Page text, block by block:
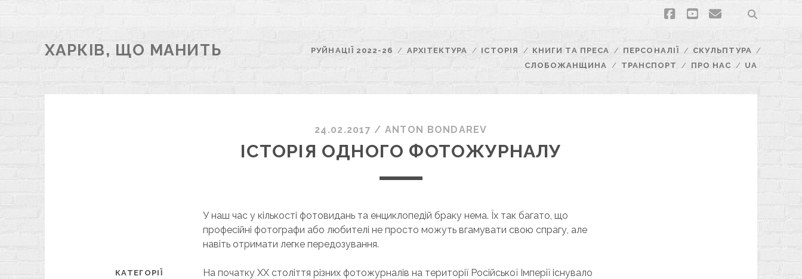
facebook
youtubeemail
ХАРКІВ, ЩО МАНИТЬ РУЙНАЦІЇ 2022-26 АРХІТЕКТУРА ІСТОРІЯ КНИГИ ТА ПРЕСА ПЕРСОНАЛІЇ
СКУЛЬПТУРА
СЛОБОЖАНЩИНА
ТРАНСПОРТ ПРО НАС UA
24.02.2017 / ANTON BONDAREV
ІСТОРІЯ ОДНОГО ФОТОЖУРНАЛУ
У наш час у кількості фотовидань та енциклопедій браку нема. Їх так багато, що
професійні фотографи або любителі не просто можуть вгамувати свою спрагу, але
навіть отримати легке передозування.
На початку ХХ століття різних фотожурналів на території Російської Імперії існувало
КАТЕГОРІЇ